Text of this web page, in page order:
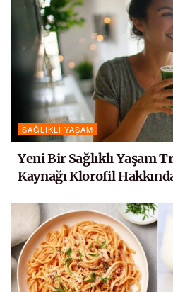
SAĞLIKLI YAŞAM
Yeni Bir Sağlıklı Yaşam
Kaynağı Klorofil